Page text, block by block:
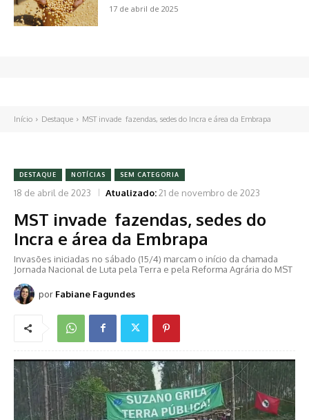
17 de abril de 2025